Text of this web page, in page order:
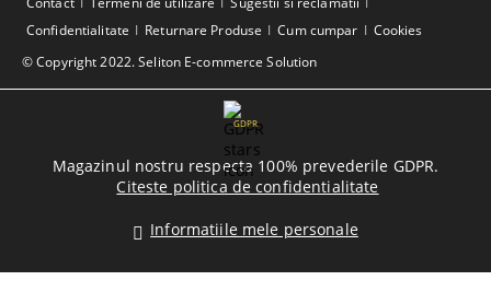
© Copyright 2022. Seliton E-commerce Solution
Confidentialitate
Returnare Produse Cum cumpar Cookies
GDPR
Magazinul nostru respecta 100% prevederile GDPR.
Citeste politica de confidentialitate
Informatiile mele personale